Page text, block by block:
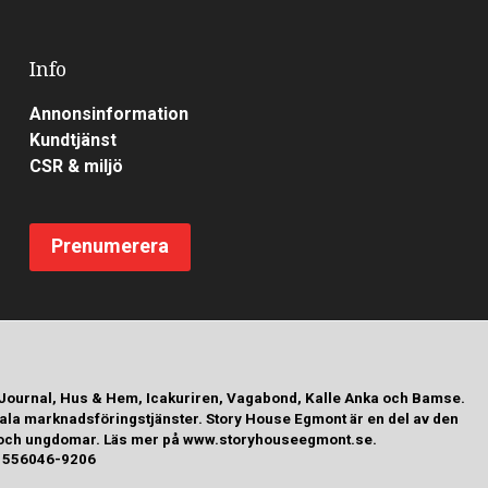
Info
Annonsinformation
Kundtjänst
CSR & miljö
Prenumerera
Hus & Hem, Icakuriren, Vagabond, Kalle Anka och Bamse.
marknadsföringstjänster. Story House Egmont är en del av den
ungdomar. Läs mer på www.storyhouseegmont.se.
556046-9206